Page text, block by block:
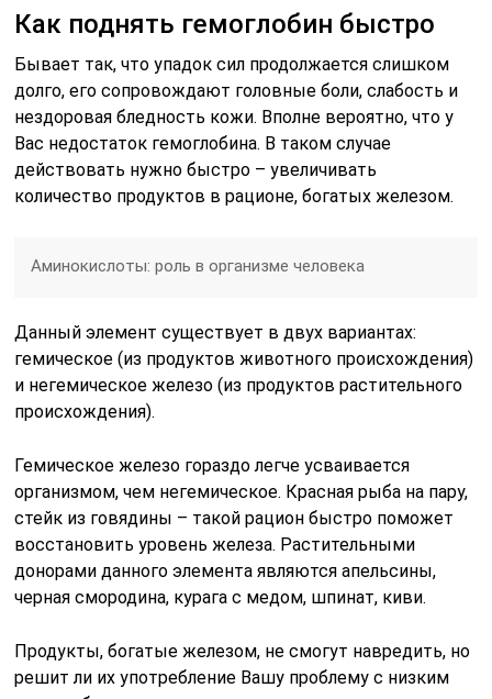
Как поднять гемоглобин быстро
Бывает так, что упадок сил продолжается слишком
долго, его сопровождают головные боли, слабость и
нездоровая бледность кожи. Вполне вероятно, что у
Вас недостаток гемоглобина. В таком случае
действовать нужно быстро – увеличивать
количество продуктов в рационе, богатых железом.
Аминокислоты: роль в организме человека
Данный элемент существует в двух вариантах:
гемическое (из продуктов животного происхождения)
и негемическое железо (из продуктов растительного
происхождения).
Гемическое железо гораздо легче усваивается
организмом, чем негемическое. Красная рыба на пару,
стейк из говядины – такой рацион быстро поможет
восстановить уровень железа. Растительными
донорами данного элемента являются апельсины,
черная смородина, курага с медом, шпинат, киви.
Продукты, богатые железом, не смогут навредить, но
решит ли их употребление Вашу проблему с низким